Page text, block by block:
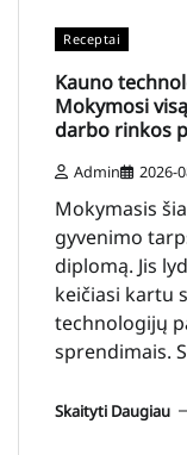
Receptai
Kauno
Mokymosi
darbo rinkos
Admin 2026-
Mokymasis
gyvenimo
diplomą. Jis
keičiasi kartu
technologijų
sprendimais.
Skaityti Daugiau